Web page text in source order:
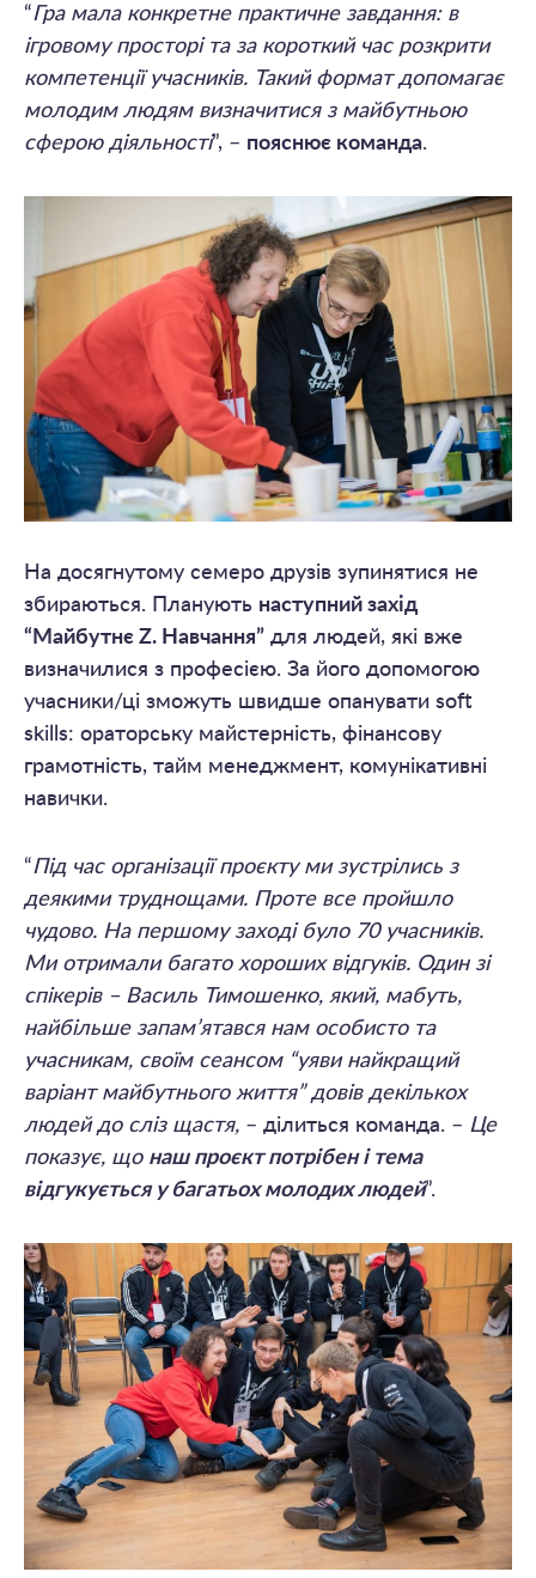
“Гра мала конкретне практичне завдання: в
ігровому просторі та за короткий час розкрити
компетенції учасників. Такий формат допомагає
молодим людям визначитися з майбутньою
сферою діяльності”, – пояснює команда.
На досягнутому семеро друзів зупинятися не
збираються. Планують наступний захід
“Майбутнє Z. Навчання” для людей, які вже
визначилися з професією. За його допомогою
учасники/ці зможуть швидше опанувати soft
skills: ораторську майстерність, фінансову
грамотність, тайм менеджмент, комунікативні
навички.
“Під час організації проєкту ми зустрілись з
деякими труднощами. Проте все пройшло
чудово. На першому заході було 70 учасників.
Ми отримали багато хороших відгуків. Один зі
спікерів – Василь Тимошенко, який, мабуть,
найбільше запам’ятався нам особисто та
учасникам, своїм сеансом “уяви найкращий
варіант майбутнього життя” довів декількох
людей до сліз щастя, – ділиться команда. – Це
показує, що наш проєкт потрібен і тема
відгукується у багатьох молодих людей”.